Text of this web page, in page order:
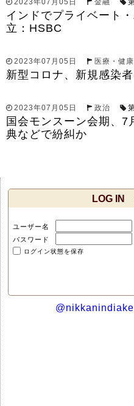
2023年07月05日 金融
インドでプライベート
立：HSBC
2023年07月05日 医療・健康
新型コロナ、新規感染
2023年07月05日 政治
国会モンスーン会期、7
典などで紛糾か
LOG IN
ユーザー名
パスワード
ログイン状態を保存